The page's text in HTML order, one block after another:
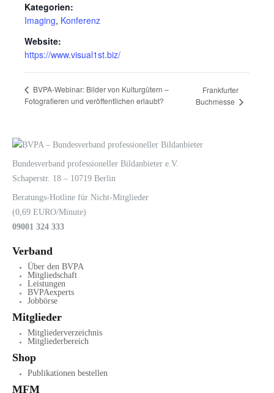
Kategorien:
Imaging, Konferenz
Website:
https://www.visual1st.biz/
BVPA-Webinar: Bilder von Kulturgütern –
Fotografieren und veröffentlichen erlaubt?
Frankfurter
Buchmesse
Bundesverband professioneller Bildanbieter e.V.
Schaperstr. 18 – 10719 Berlin
Beratungs-Hotline für Nicht-Mitglieder
(0,69 EURO/Minute)
09001 324 333
Verband
Über den BVPA
Mitgliedschaft
Leistungen
BVPAexperts
Jobbörse
Mitglieder
Mitgliederverzeichnis
Mitgliederbereich
Shop
Publikationen bestellen
MFM